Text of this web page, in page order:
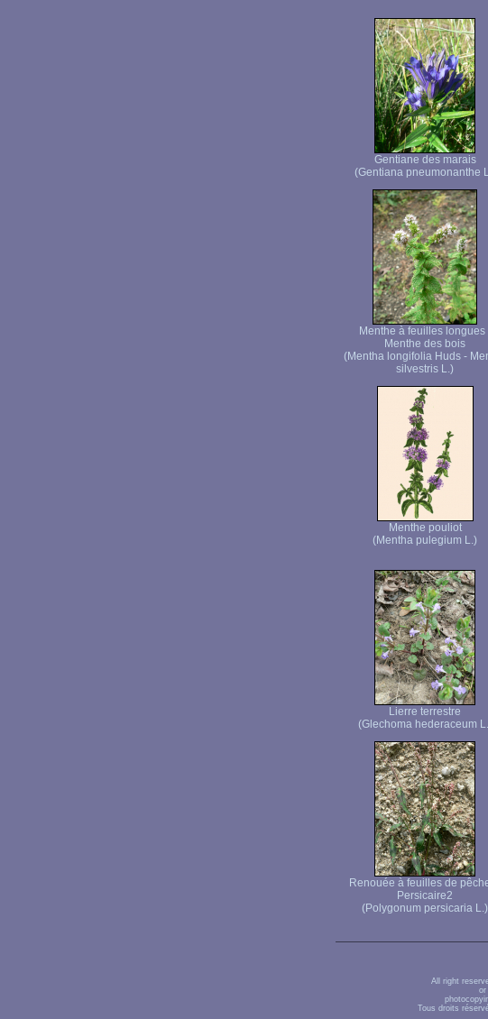
Gentiane des marais
(Gentiana pneumonanthe
Menthe à feuilles longues
Menthe des bois
(Mentha longifolia Huds -
silvestris L.)
Menthe pouliot
(Mentha pulegium L.)
Lierre terrestre
(Glechoma hederaceum
Renouée à feuilles de
Persicaire2
(Polygonum persicaria L.)
All right
or
Tous droits